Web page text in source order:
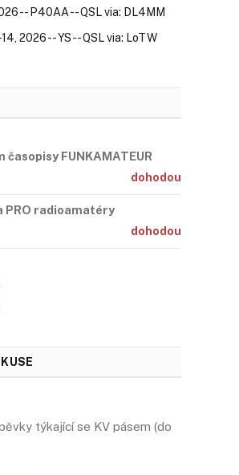
-- P40AA -- QSL via: DL4MM
2026 -- YS -- QSL via: LoTW
časopisy FUNKAMATEUR
dohodou
PRO radioamatéry
dohodou
týkající se KV pásem (do